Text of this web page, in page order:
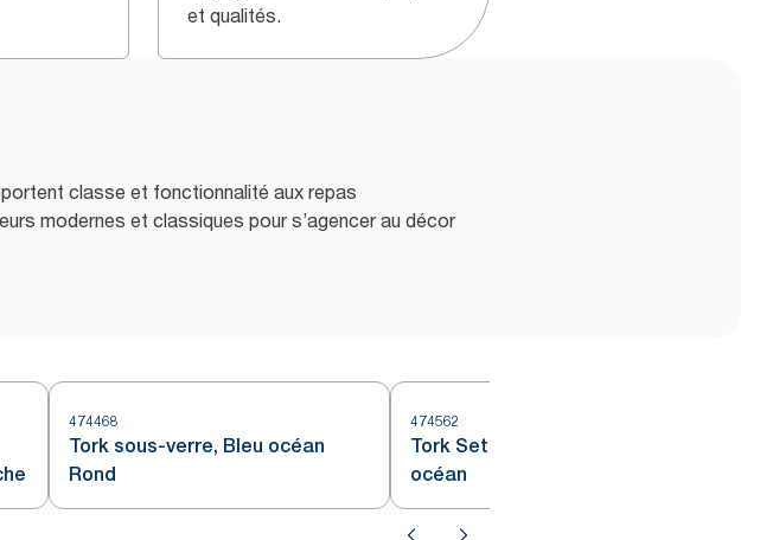
et qualités.
classe et fonctionnalité aux repas
modernes et classiques pour s’agencer au décor
474468
Tork sous-verre, Bleu océan
Rond
474562
Tork Set de table en papier, Bleu
océan